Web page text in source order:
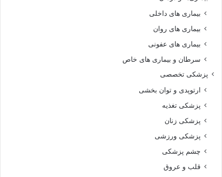
بیماری های داخلی
بیماری های روان‌
بیماری های عفونی
سرطان و بیماری های خاص
پزشکی تخصصی
ارتوپدی و توان بخشی
پزشکی تغذیه
پزشکی زنان
پزشکی ورزشی
چشم پزشکی
قلب و عروق